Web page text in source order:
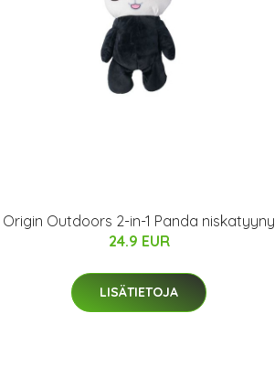
Origin Outdoors 2-in-1 Panda niskatyyny
24.9 EUR
LISÄTIETOJA